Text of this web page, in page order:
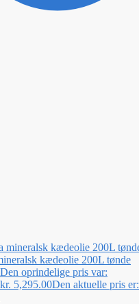
kædeolie 200L tønde
Den oprindelige pris var:
kr. 5,295.00Den aktuelle pris er: